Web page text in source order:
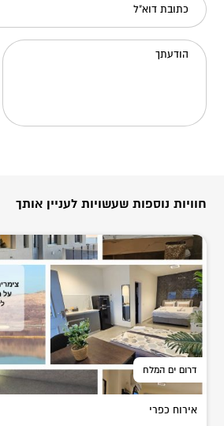
כתובת דוא"ל
הודעתך
חוויות נוספות שעשויות לעניין אותך
דרום ים המלח
אירוח כפרי